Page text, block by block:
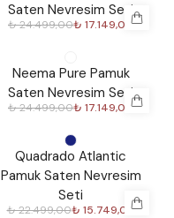
Saten Nevresim Seti
₺ 24.499,00₺ 17.149,00
Neema Pure Pamuk
Saten Nevresim Seti
₺ 24.499,00₺ 17.149,00
Quadrado Atlantic
Pamuk Saten Nevresim
Seti
₺ 22.499,00₺ 15.749,00